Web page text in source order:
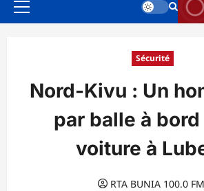
Menu
Sécurité
Nord-Kivu : Un
par balle à bord
voiture à
RTA BUNIA 100.0 FM